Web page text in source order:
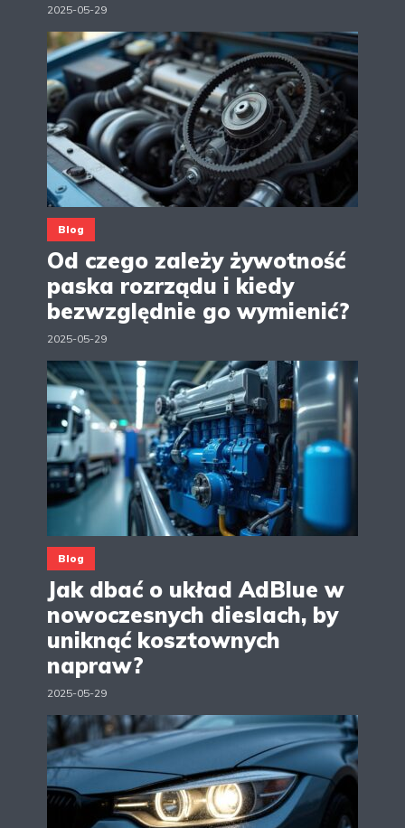
2025-05-29
Blog
Od czego zależy żywotność
paska rozrządu i kiedy
bezwzględnie go wymienić?
2025-05-29
Blog
Jak dbać o układ AdBlue w
nowoczesnych dieslach, by
uniknąć kosztownych
napraw?
2025-05-29